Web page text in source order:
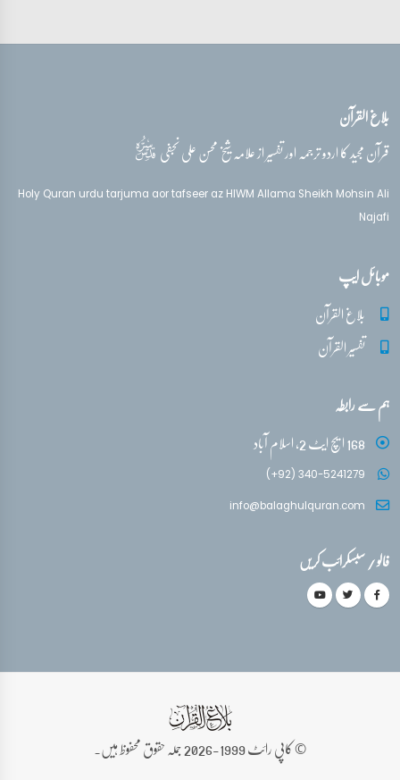
تفسیر قرآن سورہ ‎البقرة
بلاغ القرآن
قرآن مجید کا اردو ترجمہ اور تفسیر از علامہ شیخ محسن علی نجفیقدس‌سره
Holy Quran urdu tarjuma aor tafseer az HIWM Allama Sheikh Mohsin Ali
Najafi
موبائل ایپ
بلاغ القرآن
تفسیر القرآن
ہم سے رابطہ
168 ایچ ایٹ 2، اسلام آباد
(+92) 340-5241279
info@balaghulquran.com
فالو / سبسکرائب کریں
© کاپی رائٹ 1999-2026 جملہ حقوق محفوظ ہیں۔